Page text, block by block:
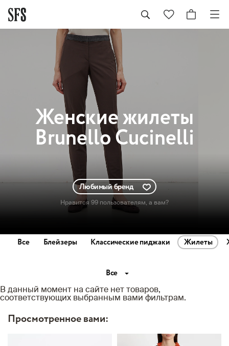
Женскиежилеты
Brunello Cucinelli
Любимый бренд
Нравится 99 пользователям, а вам?
Все Блейзеры Классические пиджаки Жилеты
Все
В данный момент на сайте нет товаров,
соответствующих выбранным вами фильтрам.
Просмотренное вами: